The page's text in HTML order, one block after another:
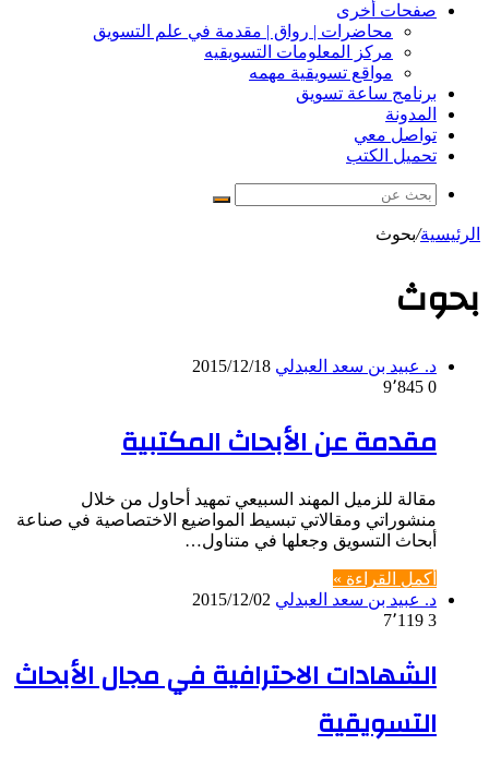
صفحات أخرى
محاضرات | رواق | مقدمة في علم التسويق
مركز المعلومات التسويقيه
مواقع تسويقية مهمه
برنامج ساعة تسويق
المدونة
تواصل معي
تحميل الكتب
بحث
الرئيسية/بحوث
بحوث
د. عبيد بن سعد العبدلي 2015/12/18
0
مقدمة عن الأبحاث المكتبية
مقالة للزميل المهند السبيعي تمهيد أحاول من خلال
منشوراتي ومقالاتي تبسيط المواضيع الاختصاصية في صناعة
أبحاث التسويق وجعلها في متناول…
أكمل القراءة »
د. عبيد بن سعد العبدلي 2015/12/02
3
الشهادات الاحترافية في مجال الأبحاث
التسويقية